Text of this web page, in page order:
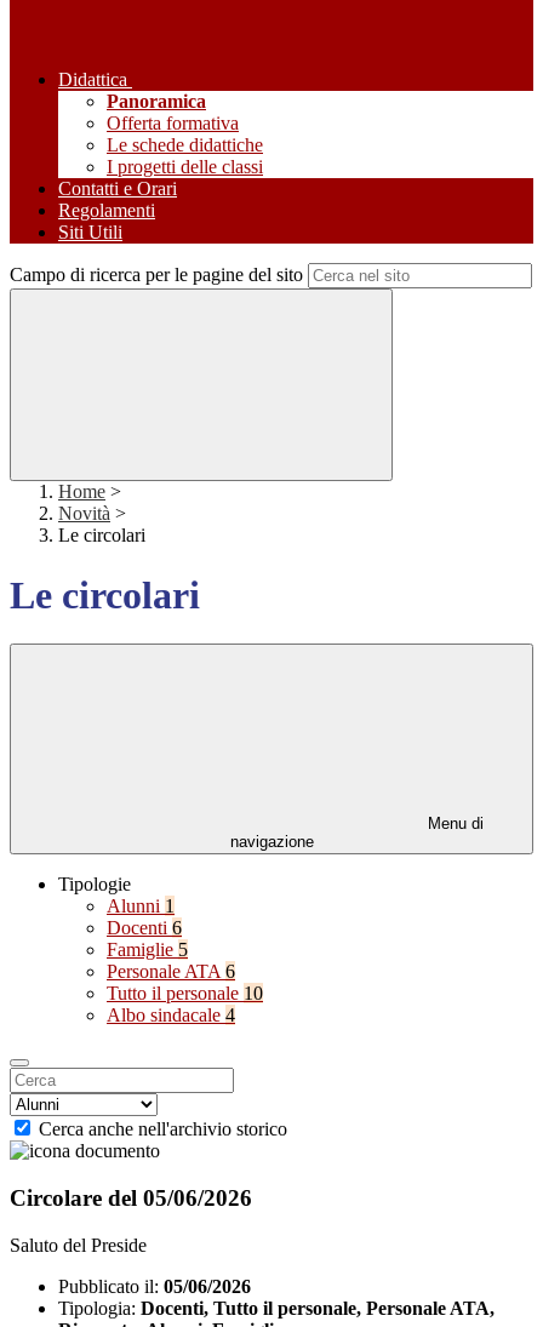
Didattica
Panoramica
Offerta formativa
Le schede didattiche
I progetti delle classi
Contatti e Orari
Regolamenti
Siti Utili
Campo di ricerca per le pagine del sito
Home >
Novità >
Le circolari
Le circolari
Menu di
navigazione
Tipologie
Alunni 1
Docenti 6
Famiglie 5
Personale ATA 6
Tutto il personale 10
Albo sindacale 4
Cerca anche nell'archivio storico
Circolare del 05/06/2026
Saluto del Preside
Pubblicato il: 05/06/2026
Tipologia: Docenti, Tutto il personale, Personale ATA,